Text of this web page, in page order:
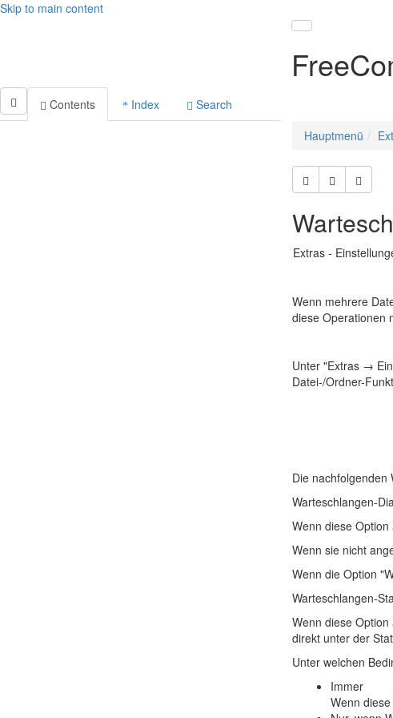
Skip to main content
Toggle navigation
Contents Index
Search
Hauptmenü
Extras -
Wenn mehrere
diese Operationen
Unter "Extras →
Datei-/Ordner-
Die nachfolgenden
Warteschlangen-
Wenn diese
Wenn sie nicht
Wenn die Option
Warteschlangen-
Wenn diese
direkt unter der
Unter welchen
Immer
Wenn